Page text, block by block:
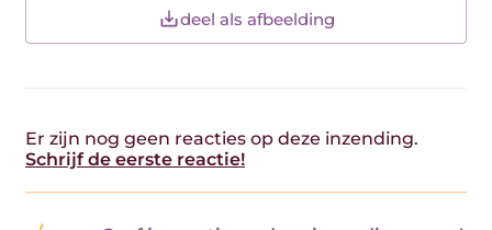
deel als afbeelding
Er zijn nog geen reacties op deze inzending.
Schrijf de eerste reactie!